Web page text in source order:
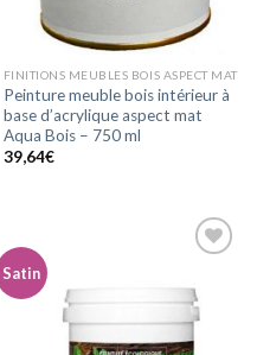
FINITIONS MEUBLES BOIS ASPECT MAT
Peinture meuble bois intérieur à
base d’acrylique aspect mat
Aqua Bois – 750 ml
39,64€
Satin
Ajouter
wishlist